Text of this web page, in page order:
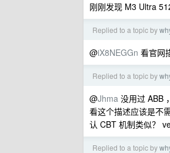
刚刚发现 M3 Ultra
Replied to a topic by
@iX8NEGGn 看官网
Replied to a topic by
@Jhma 没用过 ABB
看这个描述应该是不
认 CBT 机制类似？
Replied to a topic by